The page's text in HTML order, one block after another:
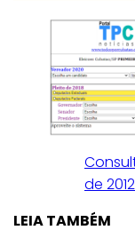
de
LEIA TAMBÉM